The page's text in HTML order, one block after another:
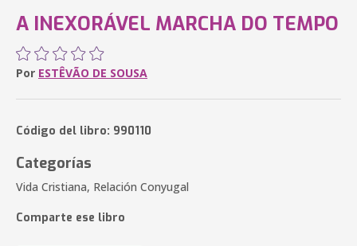
A INEXORÁVEL MARCHA DO TEMPO
Por ESTÊVÃO DE SOUSA
Código del libro: 990110
Categorías
Vida Cristiana, Relación Conyugal
Comparte ese libro